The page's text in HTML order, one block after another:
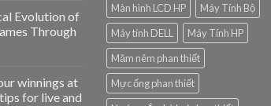
hrát
v
Cazeus
návod
Evolution of
Through
winnings at
for live and
Màn hình LCD HP
Máy Tính Bộ
Máy tính DELL
Máy Tính HP
Măm nêm phan thiết
Mực ống phan thiết